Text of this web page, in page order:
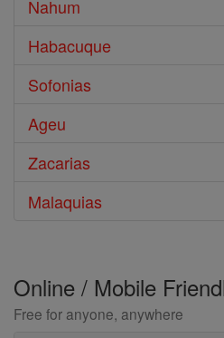
Nahum
Habacuque
Sofonias
Ageu
Zacarias
Malaquias
Online / Mobile
Free for anyone, anywhere